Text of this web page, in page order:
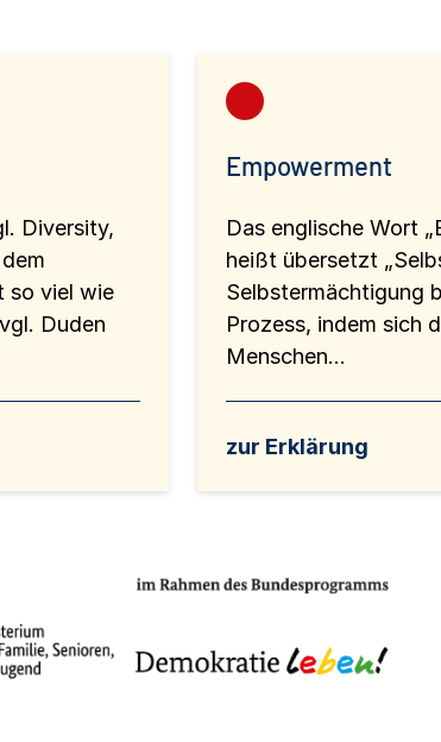
Diversity,
so viel wie
Duden
Empowerment
Das englische Wort
heißt übersetzt
Selbstermächtigung
Prozess, indem sich
Menschen...
zur Erklärung